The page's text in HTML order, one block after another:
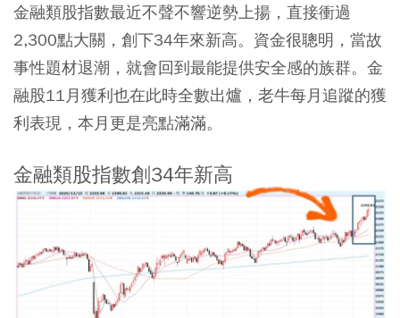
金融類股指數最近不聲不響逆勢上揚，直接衝過
2,300點大關，創下34年來新高。資金很聰明，當故
事性題材退潮，就會回到最能提供安全感的族群。金
融股11月獲利也在此時全數出爐，老牛每月追蹤的獲
利表現，本月更是亮點滿滿。
金融類股指數創34年新高